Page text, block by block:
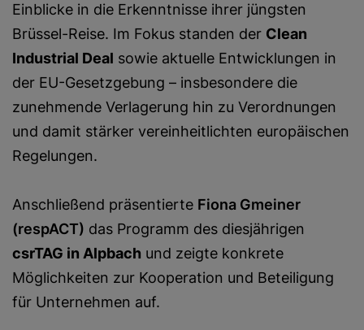
Einblicke in die Erkenntnisse ihrer jüngsten
Brüssel-Reise. Im Fokus standen der Clean
Industrial Deal sowie aktuelle Entwicklungen in
der EU-Gesetzgebung – insbesondere die
zunehmende Verlagerung hin zu Verordnungen
und damit stärker vereinheitlichten europäischen
Regelungen.
Anschließend präsentierte Fiona Gmeiner
(respACT) das Programm des diesjährigen
csrTAG in Alpbach und zeigte konkrete
Möglichkeiten zur Kooperation und Beteiligung
für Unternehmen auf.